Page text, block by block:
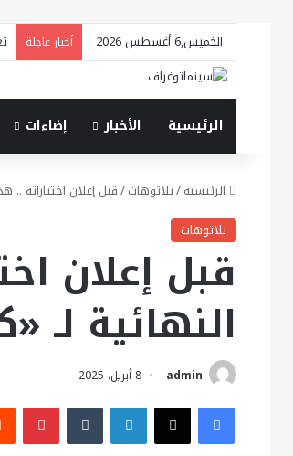
الخميس,6 أغسطس 2026 أخبار عاجلة
الرئيسية الأخبار إضاءات
الرئيسية/بلاتوهات/قبل إعلان اختياراته ..
بلاتوهات
قبل إعلان
النهائية لـ
admin 8 أبريل، 2025
فيسبوكX لينكدإن